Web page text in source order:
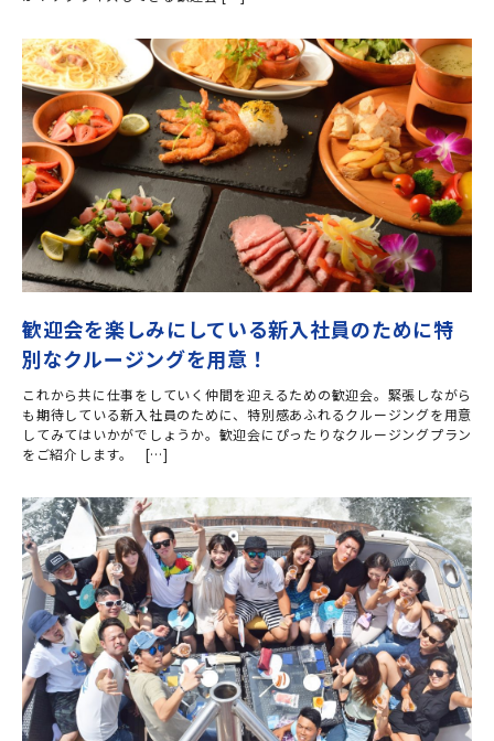
歓迎会を楽しみにしている新入社員のために特
別なクルージングを用意！
これから共に仕事をしていく仲間を迎えるための歓迎会。緊張しながら
も期待している新入社員のために、特別感あふれるクルージングを用意
してみてはいかがでしょうか。歓迎会にぴったりなクルージングプラン
をご紹介します。 […]